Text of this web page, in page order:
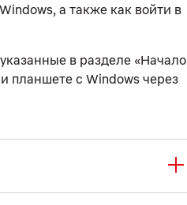
а также как войти в
в разделе «Начало
планшете с Windows через